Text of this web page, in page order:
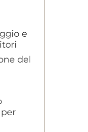
e
del